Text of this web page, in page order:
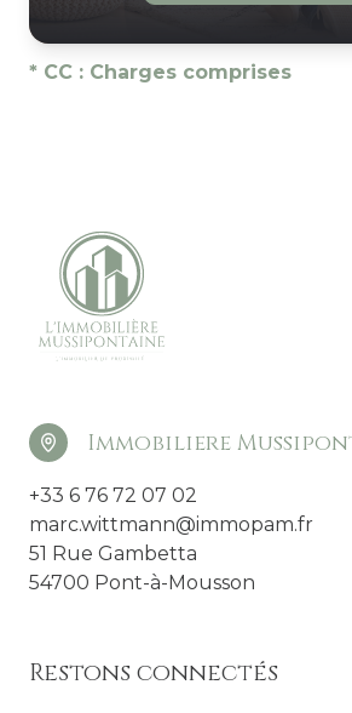
* CC : Charges comprises
Immobiliere
+33 6 76 72 07 02
marc.wittmann@immopam.fr
51 Rue Gambetta
54700 Pont-à-Mousson
Restons connectés